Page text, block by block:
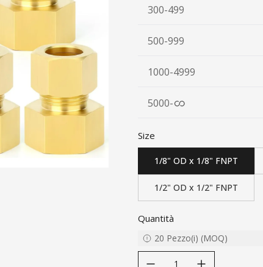
300-499
500-999
1000-4999
5000-
Size
1/8" OD x 1/8" FNPT
1/2" OD x 1/2" FNPT
Quantità
20 Pezzo(i) (MOQ)